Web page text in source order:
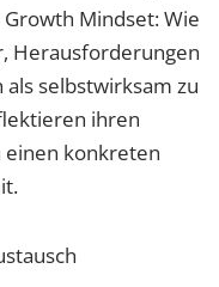
Mindset: Wie
Herausforderungen
als selbstwirksam zu
ihren
konkreten